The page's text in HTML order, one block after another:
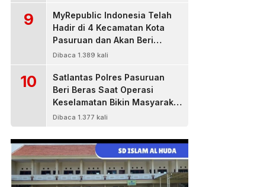
9
MyRepublic Indonesia Telah
Hadir di 4 Kecamatan Kota
Pasuruan dan Akan Beri
Pelayanan Terbaik Untuk
Dibaca 1.389 kali
10
Satlantas Polres Pasuruan
Beri Beras Saat Operasi
Keselamatan Bikin Masyarakat
Senang
Dibaca 1.377 kali